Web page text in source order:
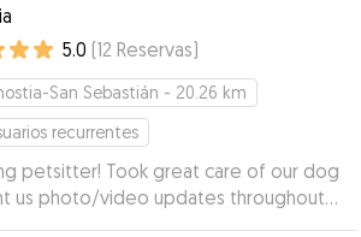
5.0 (12 Reservas)
San Sebastián - 20.26 km
recurrentes
Took great care of our dog
us photo/video updates throughout
the stay. Will definitely book again!”